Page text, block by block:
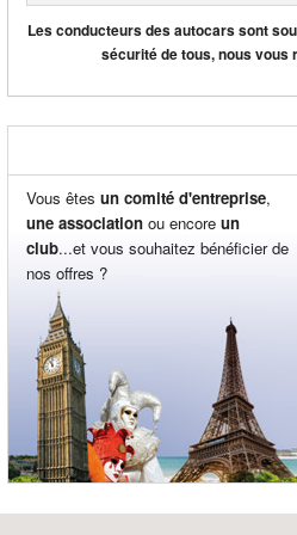
Les conducteurs des autocars sont
sécurité de tous, nous vous
Vous êtes un comité d'entreprise,
une association ou encore un
club...et vous souhaitez bénéficier de
nos offres ?